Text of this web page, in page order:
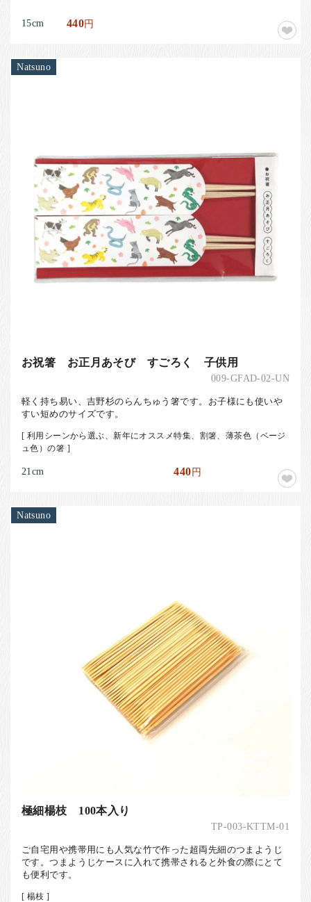
15cm 440円
Natsuno
お祝箸 お正月あそび すごろく 子供用
009-GFAD-02-UN
軽く持ち易い、吉野杉のらんちゅう箸です。お子様にも使いや
すい短めのサイズです。
[ 利用シーンから選ぶ、新年にオススメ特集、割箸、薄茶色（ベージ
ュ色）の箸 ]
21cm 440円
Natsuno
極細楊枝 100本入り
TP-003-KTTM-01
ご自宅用や携帯用にも人気な竹で作った超両先細のつまようじ
です。つまようじケースに入れて携帯されると外食の際にとて
も便利です。
[ 楊枝 ]